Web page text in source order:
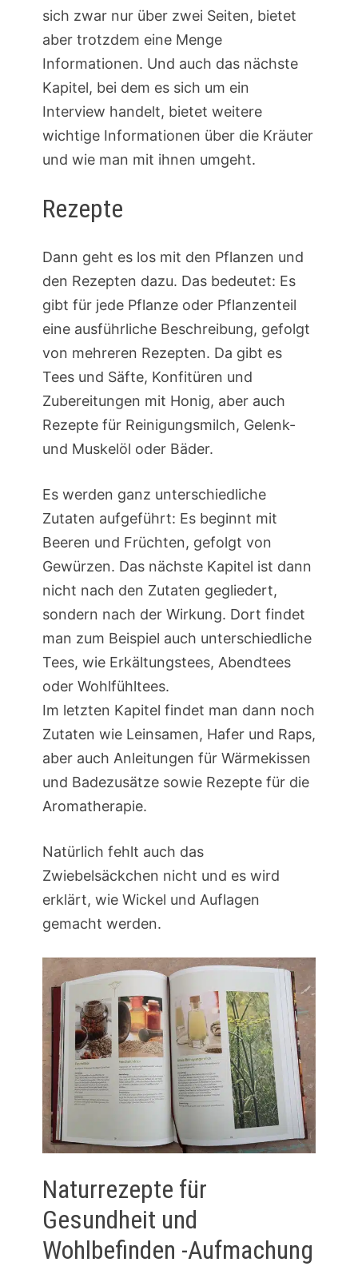
sich zwar nur über zwei Seiten, bietet
aber trotzdem eine Menge
Informationen. Und auch das nächste
Kapitel, bei dem es sich um ein
Interview handelt, bietet weitere
wichtige Informationen über die Kräuter
und wie man mit ihnen umgeht.
Rezepte
Dann geht es los mit den Pflanzen und
den Rezepten dazu. Das bedeutet: Es
gibt für jede Pflanze oder Pflanzenteil
eine ausführliche Beschreibung, gefolgt
von mehreren Rezepten. Da gibt es
Tees und Säfte, Konfitüren und
Zubereitungen mit Honig, aber auch
Rezepte für Reinigungsmilch, Gelenk-
und Muskelöl oder Bäder.
Es werden ganz unterschiedliche
Zutaten aufgeführt: Es beginnt mit
Beeren und Früchten, gefolgt von
Gewürzen. Das nächste Kapitel ist dann
nicht nach den Zutaten gegliedert,
sondern nach der Wirkung. Dort findet
man zum Beispiel auch unterschiedliche
Tees, wie Erkältungstees, Abendtees
oder Wohlfühltees.
Im letzten Kapitel findet man dann noch
Zutaten wie Leinsamen, Hafer und Raps,
aber auch Anleitungen für Wärmekissen
und Badezusätze sowie Rezepte für die
Aromatherapie.
Natürlich fehlt auch das
Zwiebelsäckchen nicht und es wird
erklärt, wie Wickel und Auflagen
gemacht werden.
Naturrezepte für
Gesundheit und
Wohlbefinden -Aufmachung